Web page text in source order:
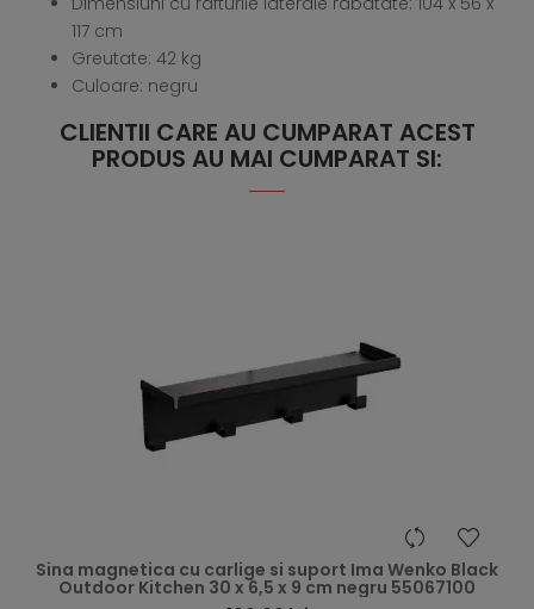
117 cm
Greutate: 42 kg
Culoare: negru
CLIENTII CARE AU CUMPARAT ACEST
PRODUS AU MAI CUMPARAT SI:
Sina magnetica cu carlige si suport Ima Wenko Black
Outdoor Kitchen 30 x 6,5 x 9 cm negru 55067100